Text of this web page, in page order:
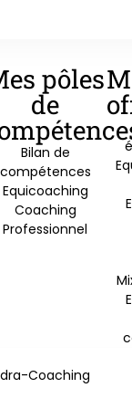
pôles
de
Bilan de
compétences
Equicoaching
Coaching
Professionnel
Coaching